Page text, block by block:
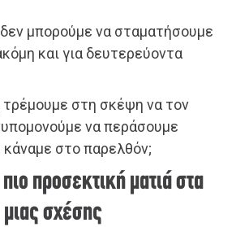
μπορούμε να σταματήσουμε
και για δευτερεύοντα
στη σκέψη να τον
να περάσουμε
στο παρελθόν;
προσεκτική ματιά στα
μιας σχέσης